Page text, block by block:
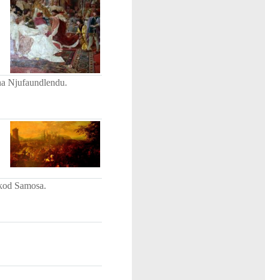
Njufaundlendu.
Samosa.